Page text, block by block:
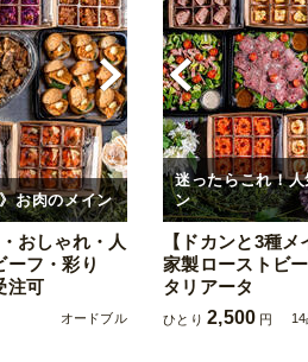
お肉のメイン
おしゃれ・人
フ・彩り
注可
オードブル
迷ったらこれ！
ン
【ドカンと3種
家製ローストビ
タリアータ
ひとり 2,500 円